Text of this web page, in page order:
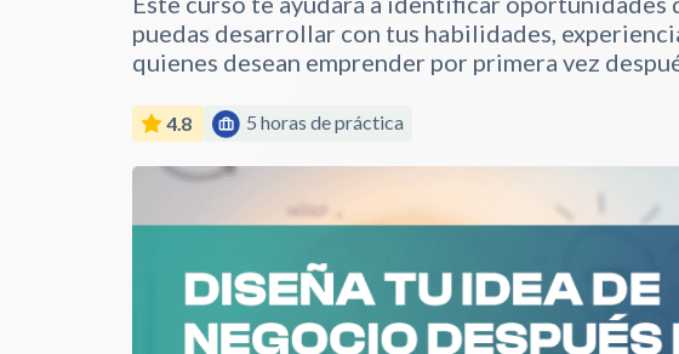
puedas desarrollar con tus habilidades,
quienes desean emprender por primera vez
4.8 5 horas de práctica